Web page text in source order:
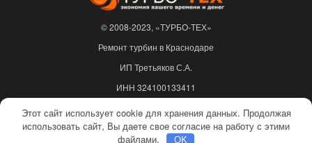
© 2008-2023, «ТУРБО-ТЕХ»
Ремонт турбин в Краснодаре
ИП Третьяков С.А.
ИНН 324100133411
ОГРНИП 310325622500217
Не является публичной офертой |Политика конфиденциальности
Этот сайт использует cookie для хранения данных. Продолжая
использовать сайт, Вы даете свое согласие на работу с этими
файлами.
OK